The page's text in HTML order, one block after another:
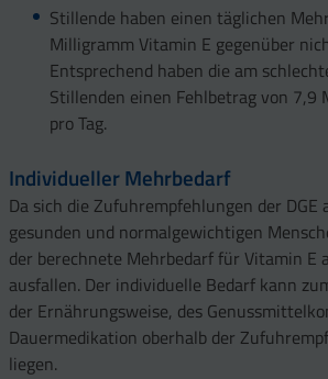
Stillende haben einen täglichen
Milligramm Vitamin E gegenüber
Entsprechend haben die am
Stillenden einen Fehlbetrag von 7,9
pro Tag.
Individueller Mehrbedarf
Da sich die Zufuhrempfehlungen der DGE
gesunden und normalgewichtigen
der berechnete Mehrbedarf für Vitamin E
ausfallen. Der individuelle Bedarf kann
der Ernährungsweise, des
Dauermedikation oberhalb der
liegen.